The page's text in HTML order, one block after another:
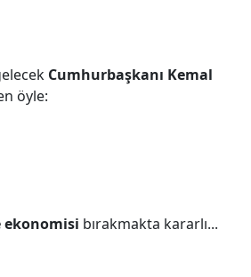
Cumhurbaşkanı Kemal
öyle:
ekonomisi bırakmakta kararlı...